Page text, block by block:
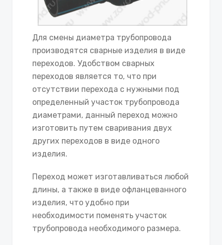
Для смены диаметра трубопровода
производятся сварные изделия в виде
переходов. Удобством сварных
переходов является то, что при
отсутствии перехода с нужными под
определенный участок трубопровода
диаметрами, данный переход можно
изготовить путем сваривания двух
других переходов в виде одного
изделия.
Переход может изготавливаться любой
длины, а также в виде офланцеванного
изделия, что удобно при
необходимости поменять участок
трубопровода необходимого размера.